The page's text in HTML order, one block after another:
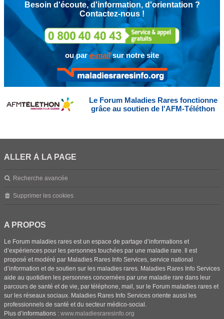
Besoin d'écoute, d'information, d'orientation ?
Contactez-nous !
ou pare-mailsur notre site
Le Forum Maladies Rares fonctionne
grâce au soutien de l'AFM-Téléthon
ALLER À LA PAGE
Recherche avancée
Supprimer les cookies
A PROPOS
Le Forum maladies rares est un espace de partage d’informations et
d’expériences pour les personnes touchées par une maladie rare. Il est
proposé et modéré par Maladies Rares Info Services, service national
d’information et de soutien sur les maladies rares. Maladies Rares Info Services
aide au quotidien les personnes concernées par une maladie rare dans leur
parcours de santé et de vie, par téléphone, mail, sur le Forum maladies rares et
sur les réseaux sociaux. Maladies Rares Info Services oriente aussi les
professionnels de santé et du secteur médico-social.
Plus d’informations : www.maladiesraresinfo.org